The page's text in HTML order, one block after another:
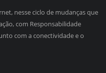
nesse ciclo de mudanças que
com Responsabilidade
com a conectividade e o